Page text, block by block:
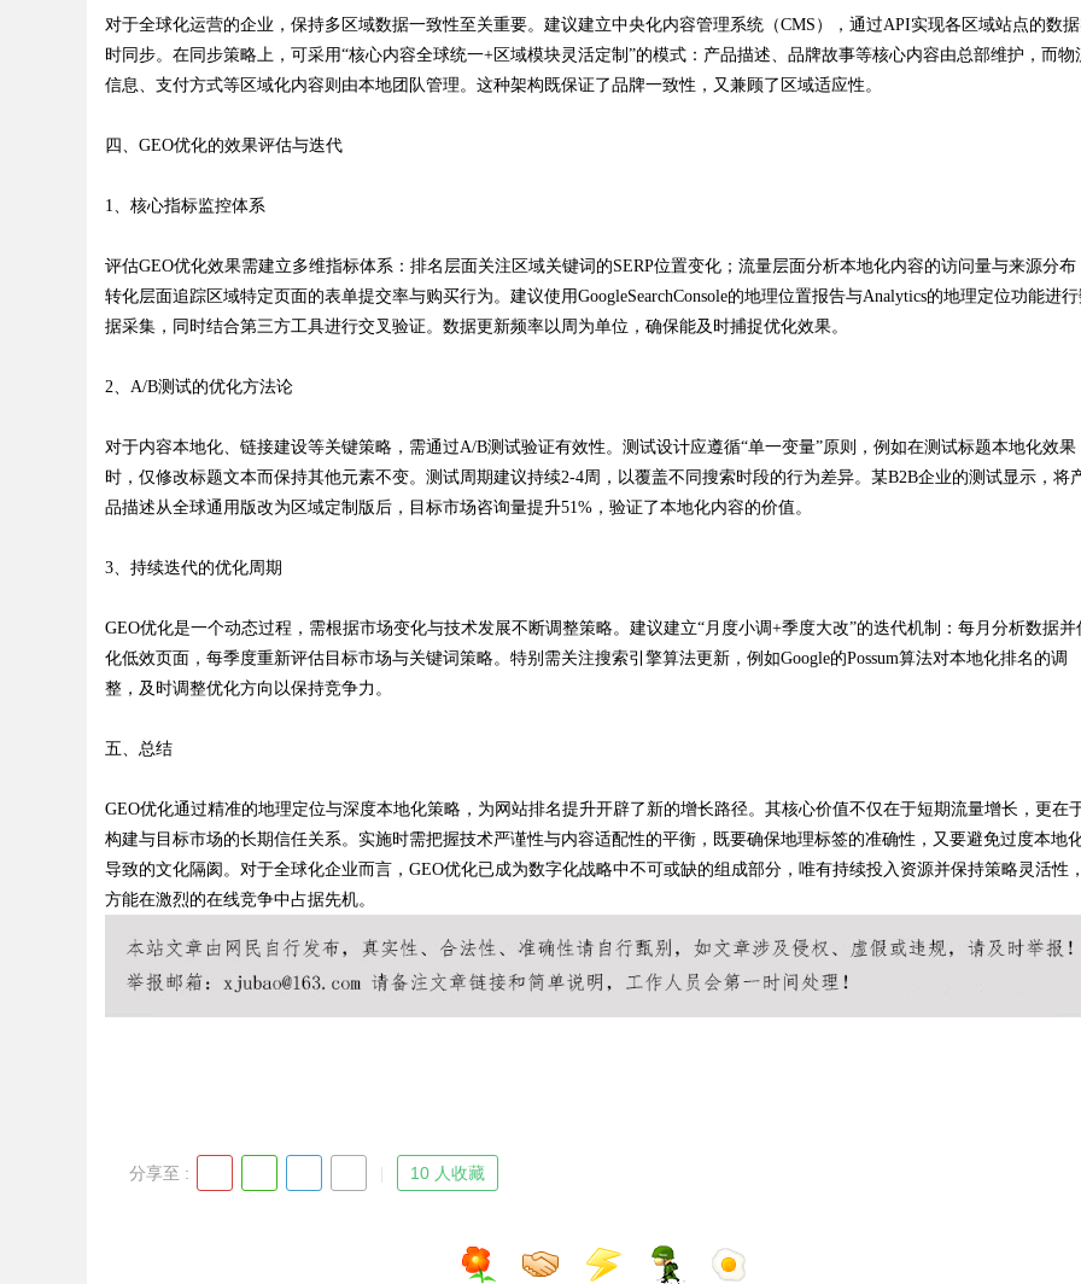
对于全球化运营的企业，保持多区域数据一致性至关重要。建议建立中央化内容管理系统（CMS），通过API实现各区域站点的数
时同步。在同步策略上，可采用“核心内容全球统一+区域模块灵活定制”的模式：产品描述、品牌故事等核心内容由总部维护，而物
信息、支付方式等区域化内容则由本地团队管理。这种架构既保证了品牌一致性，又兼顾了区域适应性。
四、GEO优化的效果评估与迭代
1、核心指标监控体系
评估GEO优化效果需建立多维指标体系：排名层面关注区域关键词的SERP位置变化；流量层面分析本地化内容的访问量与来源分布
转化层面追踪区域特定页面的表单提交率与购买行为。建议使用GoogleSearchConsole的地理位置报告与Analytics的地理定位功能进行
据采集，同时结合第三方工具进行交叉验证。数据更新频率以周为单位，确保能及时捕捉优化效果。
2、A/B测试的优化方法论
对于内容本地化、链接建设等关键策略，需通过A/B测试验证有效性。测试设计应遵循“单一变量”原则，例如在测试标题本地化效果
时，仅修改标题文本而保持其他元素不变。测试周期建议持续2-4周，以覆盖不同搜索时段的行为差异。某B2B企业的测试显示，将
品描述从全球通用版改为区域定制版后，目标市场咨询量提升51%，验证了本地化内容的价值。
3、持续迭代的优化周期
GEO优化是一个动态过程，需根据市场变化与技术发展不断调整策略。建议建立“月度小调+季度大改”的迭代机制：每月分析数据并
化低效页面，每季度重新评估目标市场与关键词策略。特别需关注搜索引擎算法更新，例如Google的Possum算法对本地化排名的调
整，及时调整优化方向以保持竞争力。
五、总结
GEO优化通过精准的地理定位与深度本地化策略，为网站排名提升开辟了新的增长路径。其核心价值不仅在于短期流量增长，更在
构建与目标市场的长期信任关系。实施时需把握技术严谨性与内容适配性的平衡，既要确保地理标签的准确性，又要避免过度本地
导致的文化隔阂。对于全球化企业而言，GEO优化已成为数字化战略中不可或缺的组成部分，唯有持续投入资源并保持策略灵活性，
方能在激烈的在线竞争中占据先机。
分享至 : 10 人收藏